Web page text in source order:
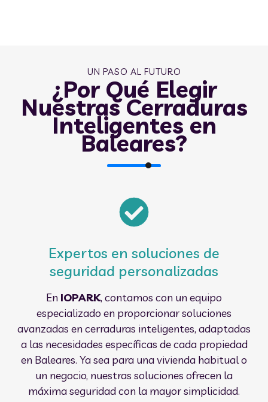
UN PASO AL FUTURO
¿Por Qué Elegir
Nuestras Cerraduras
Inteligentes en
Baleares?
Expertos en soluciones de
seguridad personalizadas
En IOPARK, contamos con un equipo
especializado en proporcionar soluciones
avanzadas en cerraduras inteligentes, adaptadas
a las necesidades específicas de cada propiedad
en Baleares. Ya sea para una vivienda habitual o
un negocio, nuestras soluciones ofrecen la
máxima seguridad con la mayor simplicidad.